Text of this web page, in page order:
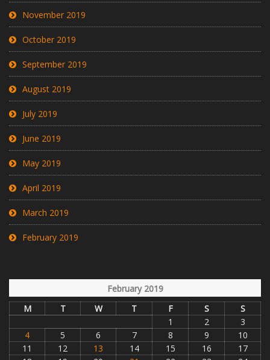
November 2019
October 2019
September 2019
August 2019
July 2019
June 2019
May 2019
April 2019
March 2019
February 2019
February 2019
M
T W T F S
S
1
2
3
4
5 6 7 8 9
10
11
12 13 14 15 16
17